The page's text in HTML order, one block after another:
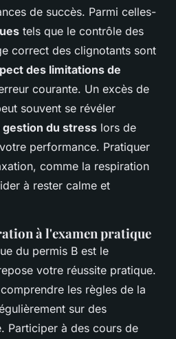
de succès. Parmi celles-
tels que le contrôle des
correct des clignotants sont
des limitations de
courante. Un excès de
souvent se révéler
gestion du stress lors de
performance. Pratiquer
comme la respiration
à rester calme et
à l'examen pratique
du permis B est le
votre réussite pratique.
les règles de la
sur des
Participer à des cours de